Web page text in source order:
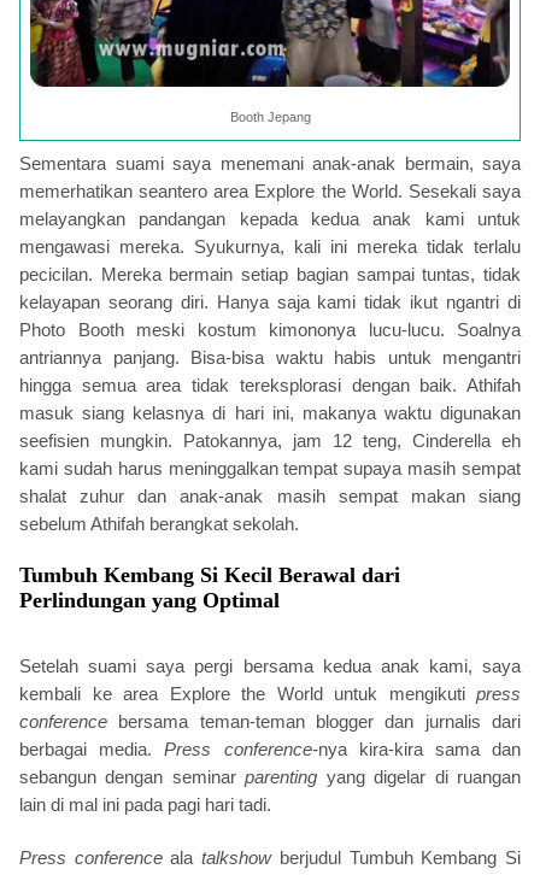
Booth Jepang
Sementara suami saya menemani anak-anak bermain, saya
memerhatikan seantero area Explore the World. Sesekali saya
melayangkan pandangan kepada kedua anak kami untuk
mengawasi mereka. Syukurnya, kali ini mereka tidak terlalu
pecicilan. Mereka bermain setiap bagian sampai tuntas, tidak
kelayapan seorang diri. Hanya saja kami tidak ikut ngantri di
Photo Booth meski kostum kimononya lucu-lucu. Soalnya
antriannya panjang. Bisa-bisa waktu habis untuk mengantri
hingga semua area tidak tereksplorasi dengan baik. Athifah
masuk siang kelasnya di hari ini, makanya waktu digunakan
seefisien mungkin. Patokannya, jam 12 teng, Cinderella eh
kami sudah harus meninggalkan tempat supaya masih sempat
shalat zuhur dan anak-anak masih sempat makan siang
sebelum Athifah berangkat sekolah.
Tumbuh Kembang Si Kecil Berawal dari
Perlindungan yang Optimal
Setelah suami saya pergi bersama kedua anak kami, saya
kembali ke area Explore the World untuk mengikuti press
conference bersama teman-teman blogger dan jurnalis dari
berbagai media.Press conference-nya kira-kira sama dan
sebangun dengan seminarparenting yang digelar di ruangan
lain di mal ini pada pagi hari tadi.
Press conferencealatalkshow berjudul Tumbuh Kembang Si